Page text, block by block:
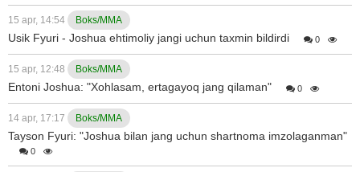
15 apr, 14:54 Boks/MMA
Usik Fyuri - Joshua ehtimoliy jangi uchun taxmin bildirdi 0
15 apr, 12:48 Boks/MMA
Entoni Joshua: "Xohlasam, ertagayoq jang qilaman" 0
14 apr, 17:17 Boks/MMA
Tayson Fyuri: "Joshua bilan jang uchun shartnoma imzolaganman"
0